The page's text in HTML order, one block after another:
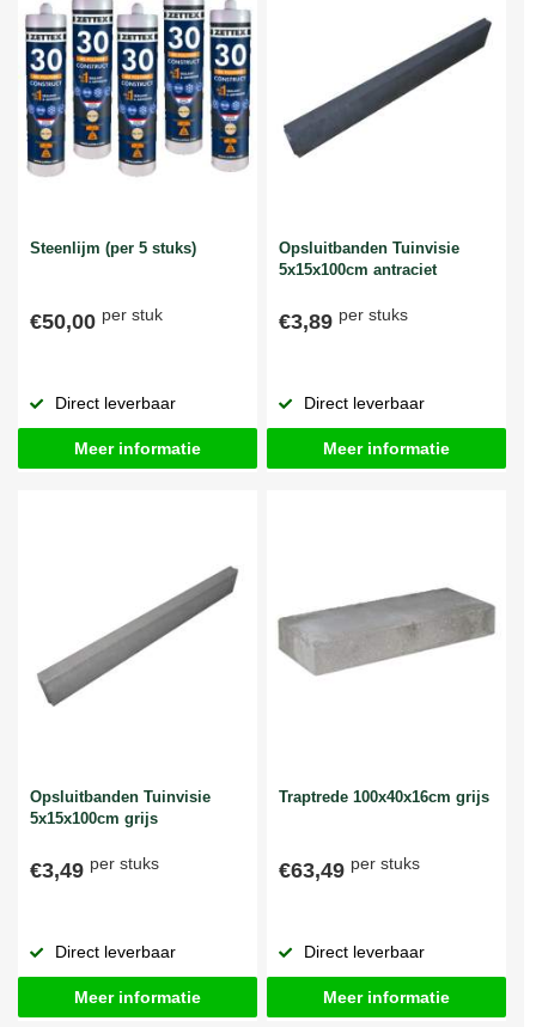
Steenlijm (per 5 stuks)
€50,00 per stuk
Direct leverbaar
Meer informatie
Opsluitbanden Tuinvisie
5x15x100cm antraciet
€3,89 per stuks
Direct leverbaar
Meer informatie
Opsluitbanden Tuinvisie
5x15x100cm grijs
€3,49 per stuks
Direct leverbaar
Meer informatie
Traptrede 100x40x16cm grijs
€63,49 per stuks
Direct leverbaar
Meer informatie